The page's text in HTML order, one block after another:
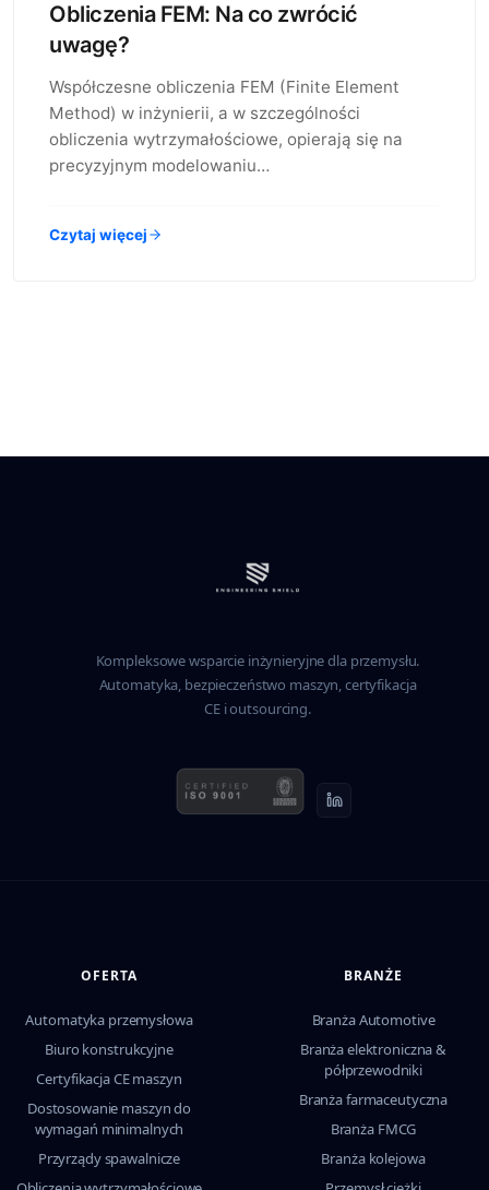
Obliczenia FEM: Na co zwrócić
uwagę?
Współczesne obliczenia FEM (Finite Element
Method) w inżynierii, a w szczególności
obliczenia wytrzymałościowe, opierają się na
precyzyjnym modelowaniu…
Czytaj więcej
Kompleksowe wsparcie inżynieryjne dla przemysłu.
Automatyka, bezpieczeństwo maszyn, certyfikacja
CE i outsourcing.
OFERTA
Automatyka przemysłowa
Biuro konstrukcyjne
Certyfikacja CE maszyn
Dostosowanie maszyn do
wymagań minimalnych
Przyrządy spawalnicze
BRANŻE
Branża Automotive
Branża elektroniczna &
półprzewodniki
Branża farmaceutyczna
Branża FMCG
Branża kolejowa